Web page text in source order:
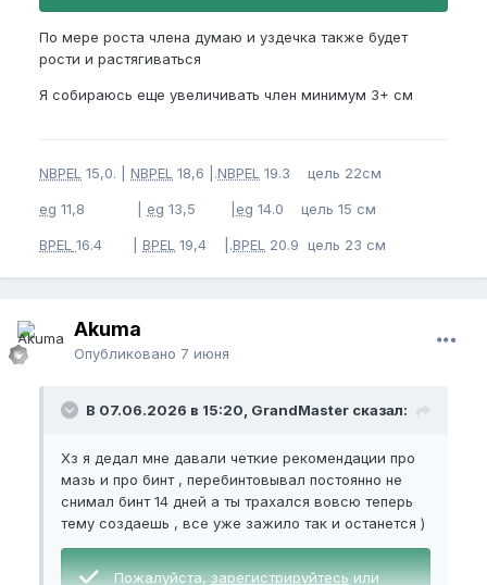
По мере роста члена думаю и уздечка также будет
рости и растягиваться
Я собираюсь еще увеличивать член минимум 3+ см
NBPEL 15,0. | NBPEL 18,6 |.NBPEL 19.3 цель 22см
eg 11,8 | eg 13,5 | eg 14.0 цель 15 см
BPEL 16.4 | BPEL 19,4 |.BPEL 20.9 цель 23 см
Akuma
Опубликовано 7 июня
В 07.06.2026 в 15:20, GrandMaster сказал:
Хз я дедал мне давали четкие рекомендации про
мазь и про бинт , перебинтовывал постоянно не
снимал бинт 14 дней а ты трахался вовсю теперь
тему создаешь , все уже зажило так и останется )
Пожалуйста,зарегистрируйтесьили